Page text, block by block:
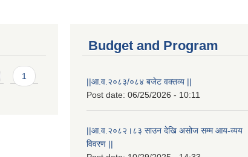
1
Budget and Program
||आ.व.२०८३/०८४ बजेट वक्तव्य ||
Post date: 06/25/2026 - 10:11
||आ.व.२०८२।८३ साउन देखि असोज सम्म आय-व्यय
विवरण ||